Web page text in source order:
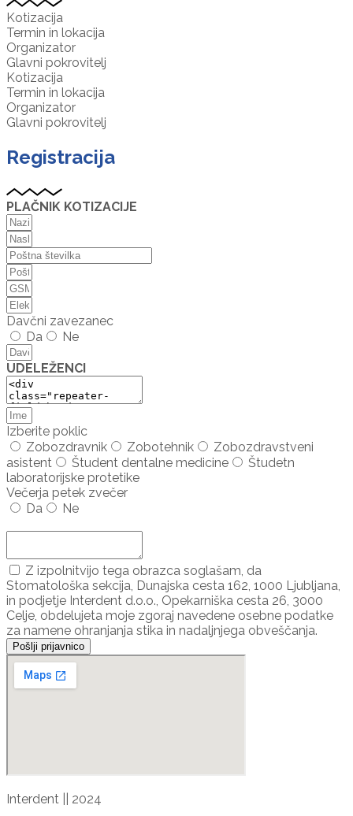
Kotizacija
Termin in lokacija
Organizator
Glavni pokrovitelj
Kotizacija
Termin in lokacija
Organizator
Glavni pokrovitelj
Registracija
PLAČNIK KOTIZACIJE
Davčni zavezanec
Da
Ne
UDELEŽENCI
Izberite poklic
Zobozdravnik
Zobotehnik
Zobozdravstveni
asistent
Študent dentalne medicine
Študetn
laboratorijske protetike
Večerja petek zvečer
Da
Ne
Z izpolnitvijo tega obrazca soglašam, da
Stomatološka sekcija, Dunajska cesta 162, 1000 Ljubljana,
in podjetje Interdent d.o.o., Opekarniška cesta 26, 3000
Celje, obdelujeta moje zgoraj navedene osebne podatke
za namene ohranjanja stika in nadaljnjega obveščanja.
Pošlji prijavnico
Interdent || 2024